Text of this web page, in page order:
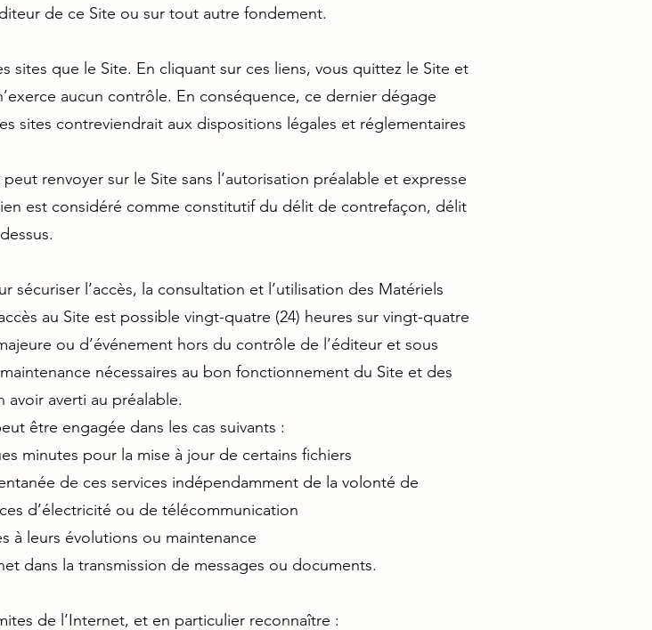
de ce Site ou sur tout autre fondement.
sites que le Site. En cliquant sur ces liens, vous quittez le Site et
aucun contrôle. En conséquence, ce dernier dégage
sites contreviendrait aux dispositions légales et réglementaires
renvoyer sur le Site sans l’autorisation préalable et expresse
est considéré comme constitutif du délit de contrefaçon, délit
sécuriser l’accès, la consultation et l’utilisation des Matériels
au Site est possible vingt-quatre (24) heures sur vingt-quatre
ou d’événement hors du contrôle de l’éditeur et sous
nécessaires au bon fonctionnement du Site et des
averti au préalable.
être engagée dans les cas suivants :
minutes pour la mise à jour de certains fichiers
de ces services indépendamment de la volonté de
d’électricité ou de télécommunication
à leurs évolutions ou maintenance
dans la transmission de messages ou documents.
de l’Internet, et en particulier reconnaître :